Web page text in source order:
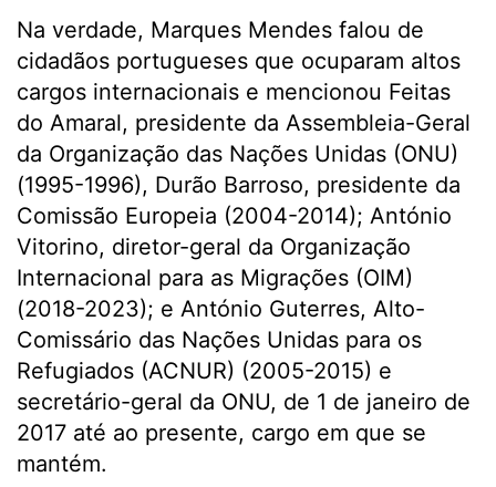
Na verdade, Marques Mendes falou de
cidadãos portugueses que ocuparam altos
cargos internacionais e mencionou Feitas
do Amaral, presidente da Assembleia-Geral
da Organização das Nações Unidas (ONU)
(1995-1996), Durão Barroso, presidente da
Comissão Europeia (2004-2014); António
Vitorino, diretor-geral da Organização
Internacional para as Migrações (OIM)
(2018-2023); e António Guterres, Alto-
Comissário das Nações Unidas para os
Refugiados (ACNUR) (2005-2015) e
secretário-geral da ONU, de 1 de janeiro de
2017 até ao presente, cargo em que se
mantém.